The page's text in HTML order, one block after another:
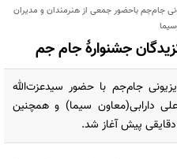
جام‌جم باحضور جمعی از هنرمندان و مدیران
جشنوارۀ جام جم
جام‌جم با حضور سیدعزت‌الله
دارابی(معاون سیما) و همچنین
پیش آغاز شد.